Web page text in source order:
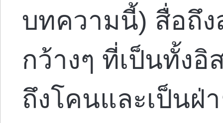
บทความนี้) สื่อถึ
กว้างๆ ที่เป็นทั้งอิ
ถึงโคนและเป็นฝ่